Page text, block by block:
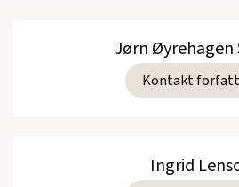
Jørn Øyrehagen
Kontakt
Ingrid